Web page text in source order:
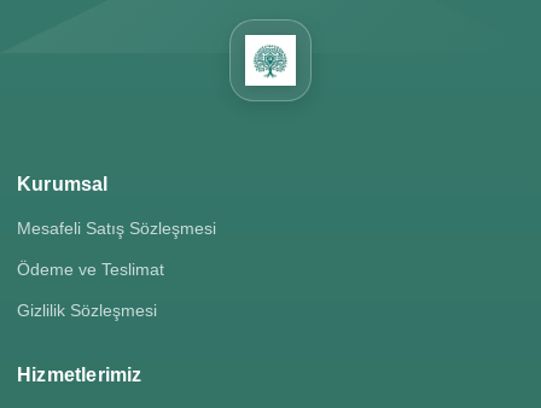
Kurumsal
Mesafeli Satış Sözleşmesi
Ödeme ve Teslimat
Gizlilik Sözleşmesi
Hizmetlerimiz